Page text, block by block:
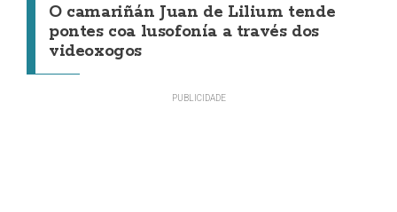
O camariñán Juan de Lilium tende
pontes coa lusofonía a través dos
videoxogos